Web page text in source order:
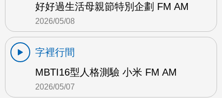
好好過生活母親節特別企劃 FM AM
2026/05/08
字裡行間
MBTI16型人格測驗 小米 FM AM
2026/05/07